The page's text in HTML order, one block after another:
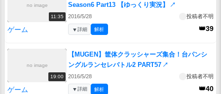
no image
11:35
Season6 Part13 【ゆっくり実況】
↗
2016/5/28 投稿者不明
ゲーム 👑39
▼詳細 解析
no image
19:00
【MUGEN】筐体クラッシャーズ集合！台パンシ
ングルランセレバトル2 PART57 ↗
2016/5/28 投稿者不明
ゲーム 👑40
▼詳細 解析